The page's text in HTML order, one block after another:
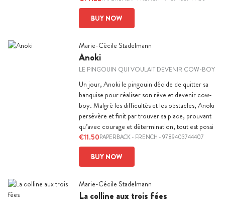
BUY NOW
Marie-Cécile Stadelmann
Anoki
LE PINGOUIN QUI VOULAIT DEVENIR COW-BOY
Un jour, Anoki le pingouin décide de quitter sa
banquise pour réaliser son rêve et devenir cow-
boy. Malgré les difficultés et les obstacles, Anoki
persévère et finit par trouver sa place, prouvant
qu’avec courage et détermination, tout est possi
€11.50PAPERBACK- FRENCH - 9789403744407
BUY NOW
Marie-Cécile Stadelmann
La colline aux trois fées